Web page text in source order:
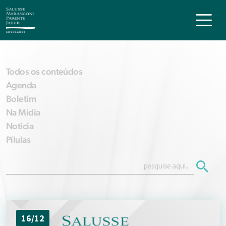
Todos os conteúdos
Agenda
Boletim
Na Mídia
Notícia
Pílulas
16/12